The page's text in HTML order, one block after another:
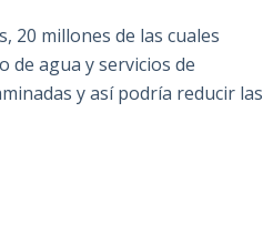
20 millones de las cuales
de agua y servicios de
y así podría reducir las